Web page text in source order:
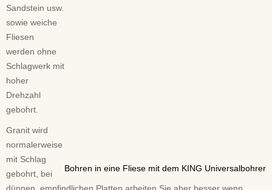
Bohren in eine Fliese mit dem KING Universalbohrer
Sandstein usw.
sowie weiche
Fliesen
werden ohne
Schlagwerk mit
hoher
Drehzahl
gebohrt.
Granit wird
normalerweise
mit Schlag
gebohrt, bei